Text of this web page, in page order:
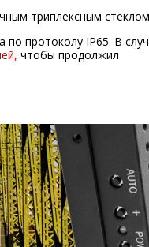
триплексным
протоколу IP65. В
чтобы продолжил